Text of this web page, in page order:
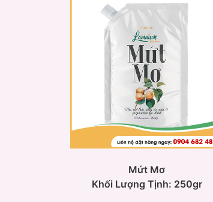
Mứt Mơ
Khối Lượng Tịnh: 250gr